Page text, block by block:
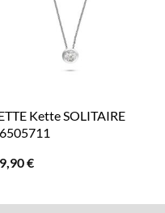
Kette SOLITAIRE
€